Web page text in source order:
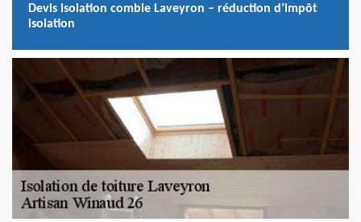
Devis isolation comble Laveyron – réduction d’impôt
isolation